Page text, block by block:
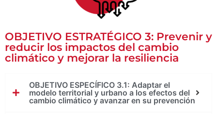
OBJETIVO ESTRATÉGICO 3: Prevenir y
reducir los impactos del cambio
climático y mejorar la resiliencia
OBJETIVO ESPECÍFICO 3.1: Adaptar el
modelo territorial y urbano a los efectos del
cambio climático y avanzar en su prevención